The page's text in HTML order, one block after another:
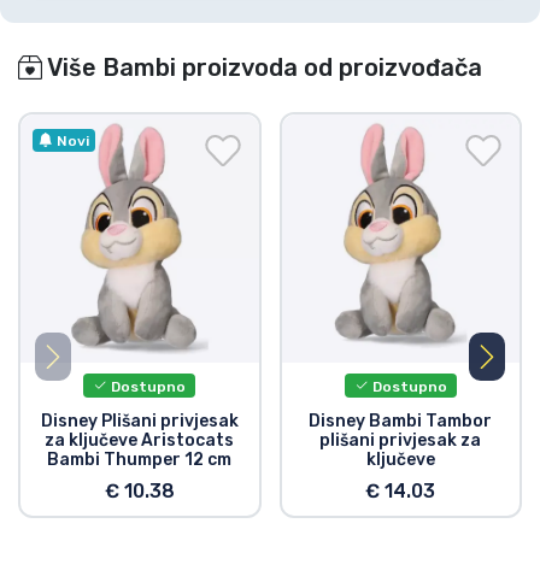
Više Bambi proizvoda od proizvođača
Novi
Dostupno
Disney Plišani privjesak
za ključeve Aristocats
Bambi Thumper 12 cm
€ 10.38
Dostupno
Disney Bambi Tambor
plišani privjesak za
ključeve
€ 14.03